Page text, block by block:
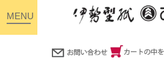
toggle
navigation